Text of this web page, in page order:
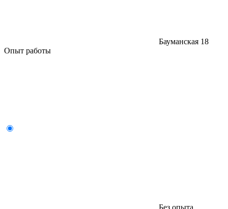
Бауманская 18
Опыт работы